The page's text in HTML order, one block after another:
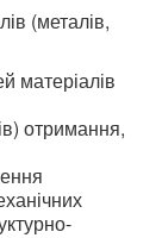
(металів,
матеріалів
отримання,